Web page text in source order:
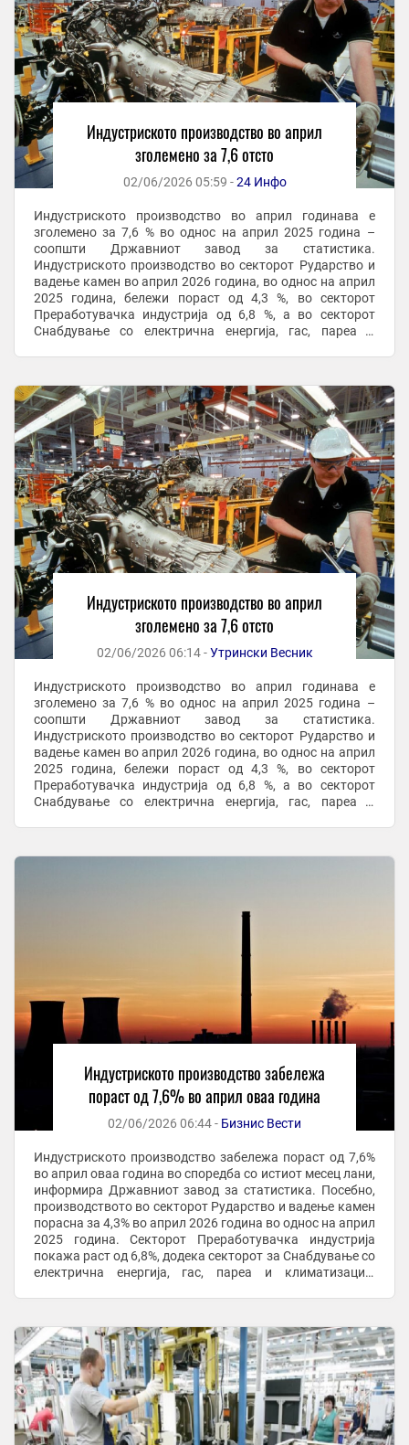
Индустриското производство во април
зголемено за 7,6 отсто
02/06/2026 05:59 -24 Инфо
Индустриското производство во април годинава е
зголемено за 7,6 % во однос на април 2025 година –
соопшти Државниот завод за статистика.
Индустриското производство во секторот Рударство и
вадење камен во април 2026 година, во однос на април
2025 година, бележи пораст од 4,3 %, во секторот
Преработувачка индустрија од 6,8 %, а во секторот
Снабдување со електрична енергија, гас, пареа и
Индустриското производство во април
зголемено за 7,6 отсто
02/06/2026 06:14 -Утрински Весник
Индустриското производство во април годинава е
зголемено за 7,6 % во однос на април 2025 година –
соопшти Државниот завод за статистика.
Индустриското производство во секторот Рударство и
вадење камен во април 2026 година, во однос на април
2025 година, бележи пораст од 4,3 %, во секторот
Преработувачка индустрија од 6,8 %, а во секторот
Снабдување со електрична енергија, гас, пареа и
Индустриското производство забележа
пораст од 7,6% во април оваа година
02/06/2026 06:44 - Бизнис Вести
Индустриското производство забележа пораст од 7,6%
во април оваа година во споредба со истиот месец лани,
информира Државниот завод за статистика. Посебно,
производството во секторот Рударство и вадење камен
порасна за 4,3% во април 2026 година во однос на април
2025 година. Секторот Преработувачка индустрија
покажа раст од 6,8%, додека секторот за Снабдување со
електрична енергија, гас, пареа и климатизација